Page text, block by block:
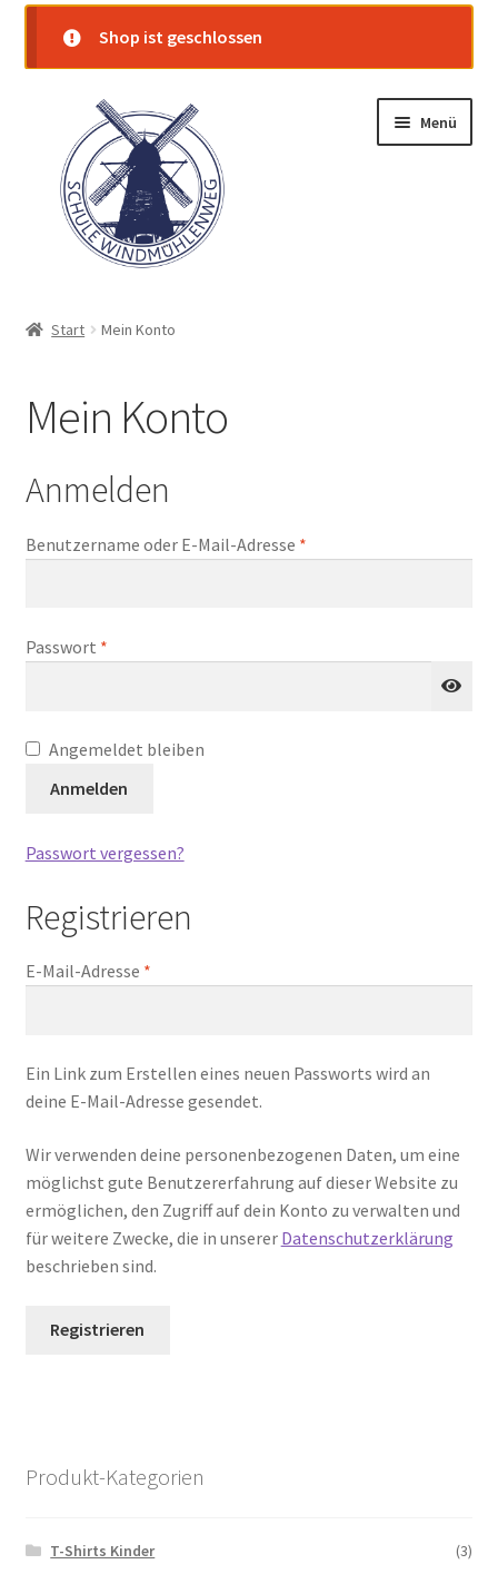
Shop ist geschlossen
Navigation
springen
springen
Menü
Warenkorb
Kasse
Mein Konto
Impressum
Start Mein Konto
Mein Konto
Anmelden
Benutzername oder E-Mail-Adresse *Erforderlich
Passwort *Erforderlich
Angemeldet bleiben
Anmelden
Passwort vergessen?
Registrieren
E-Mail-Adresse *Erforderlich
Ein Link zum Erstellen eines neuen Passworts wird an
deine E-Mail-Adresse gesendet.
Wir verwenden deine personenbezogenen Daten, um eine
möglichst gute Benutzererfahrung auf dieser Website zu
ermöglichen, den Zugriff auf dein Konto zu verwalten und
für weitere Zwecke, die in unserer Datenschutzerklärung
beschrieben sind.
Registrieren
Produkt-Kategorien
T-Shirts Kinder
(3)